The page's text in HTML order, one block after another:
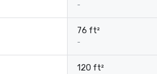
-
76 ft²
-
120 ft²